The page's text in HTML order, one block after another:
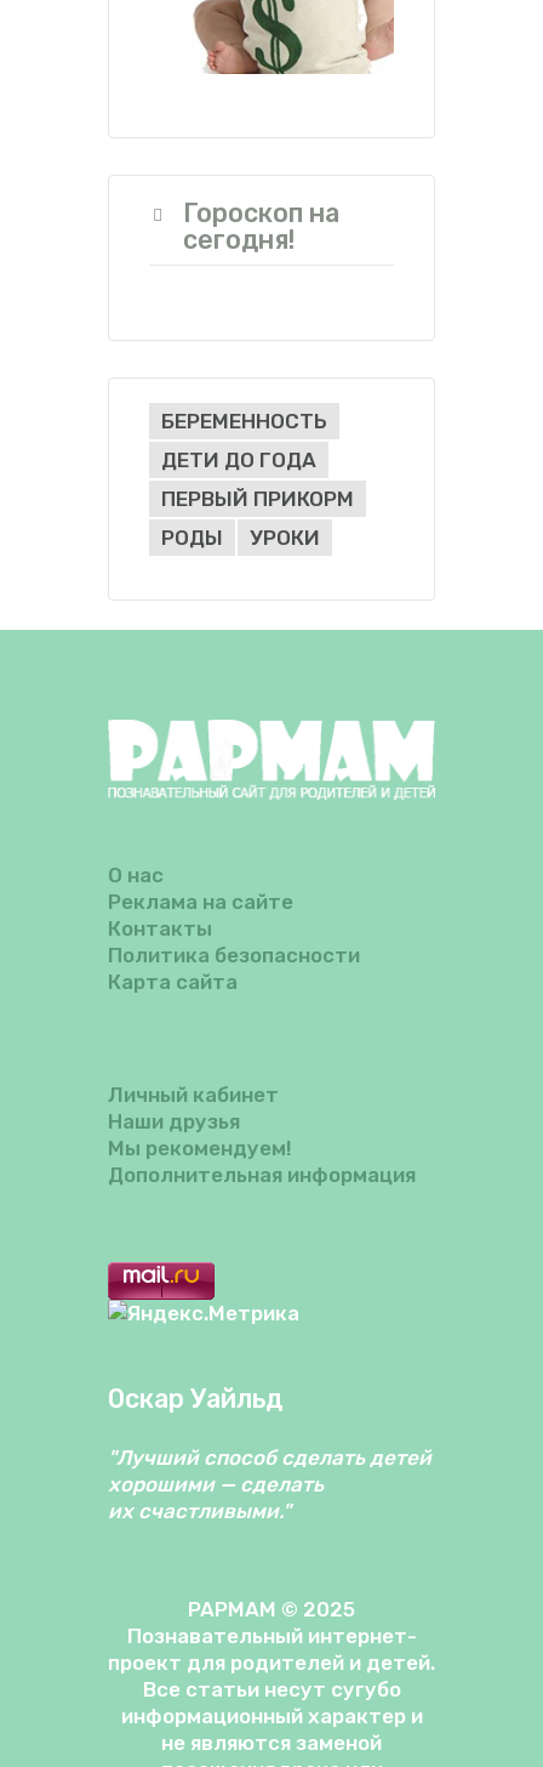
Гороскоп на
сегодня!
БЕРЕМЕННОСТЬ
ДЕТИ ДО ГОДА
ПЕРВЫЙ ПРИКОРМ
РОДЫ
УРОКИ
О нас
Реклама на сайте
Контакты
Политика безопасности
Карта сайта
Личный кабинет
Наши друзья
Мы рекомендуем!
Дополнительная информация
Оскар Уайльд
"Лучший способ сделать детей
хорошими — сделать
их счастливыми."
PAPMAM © 2025
Познавательный интернет-
проект для родителей и детей.
Все статьи несут сугубо
информационный характер и
не являются заменой